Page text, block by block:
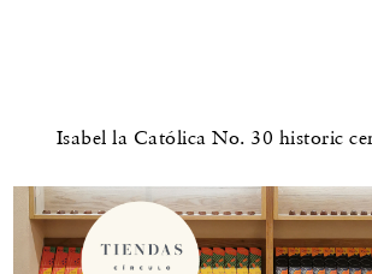
Isabel la Católica No. 30 historic